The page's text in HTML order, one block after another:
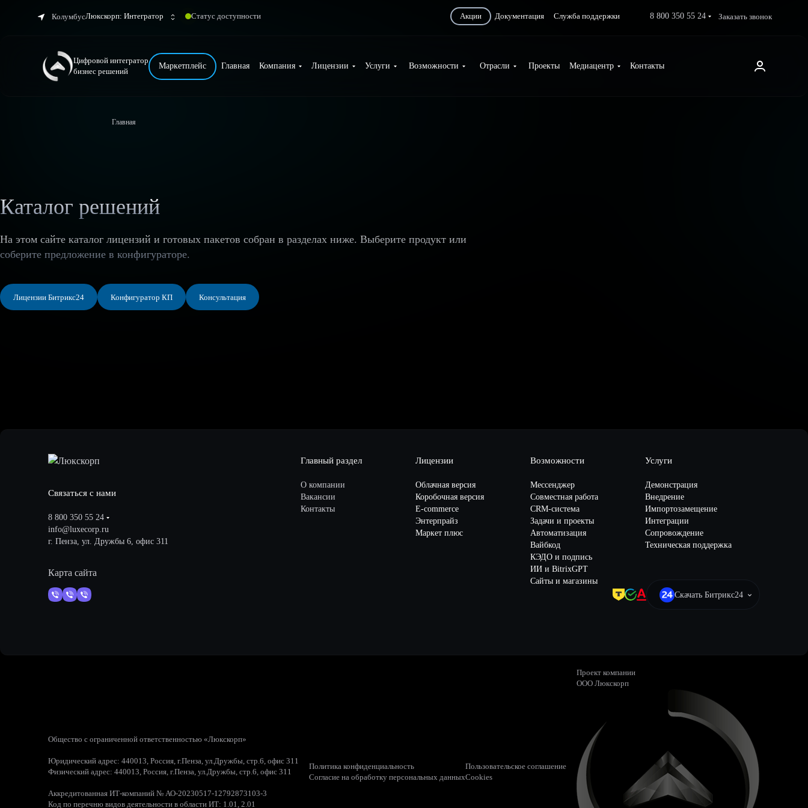
КолумбусЛюкскорп: Интегратор Статус доступности Акции Документация Служба поддержки 8 800 350 55 24 Заказать звонок
Цифровой интегратор
бизнес решений
Маркетплейс Главная Компания Лицензии Услуги Возможности Отрасли Проекты Медиацентр Контакты
Главная
Каталог решений
На этом сайте каталог лицензий и готовых пакетов собран в разделах ниже. Выберите продукт или
соберите предложение в конфигураторе.
Лицензии Битрикс24 Конфигуратор КП Консультация
Связаться с нами
8 800 350 55 24
info@luxecorp.ru
г. Пенза, ул. Дружбы 6, офис 311
Карта сайта
Главный раздел
О компании
Вакансии
Контакты
Лицензии
Облачная версия
Коробочная версия
E-commerce
Энтерпрайз
Маркет плюс
Возможности
Мессенджер
Совместная работа
CRM-система
Задачи и проекты
Автоматизация
Вайбкод
КЭДО и подпись
ИИ и BitrixGPT
Сайты и магазины
Услуги
Демонстрация
Внедрение
Импортозамещение
Интеграции
Сопровождение
Техническая поддержка
Скачать Битрикс24
Общество с ограниченной ответственностью «Люкскорп»
Юридический адрес: 440013, Россия, г.Пенза, ул.Дружбы, стр.6, офис 311
Физический адрес: 440013, Россия, г.Пенза, ул.Дружбы, стр.6, офис 311
Аккредитованная ИТ-компаний № АО-20230517-12792873103-3
Код по перечню видов деятельности в области ИТ: 1.01, 2.01
Политика конфиденциальность
Согласие на обработку персональных данных
Пользовательское соглашение
Cookies
Проект компании
ООО Люкскорп